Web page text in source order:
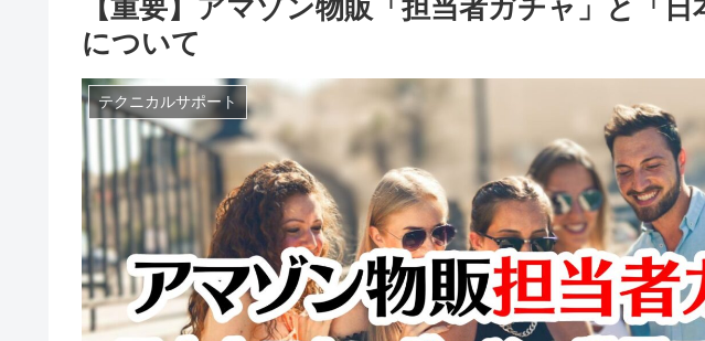
【重要】アマゾン物販「担当者ガチャ」と「日
について
テクニカルサポート